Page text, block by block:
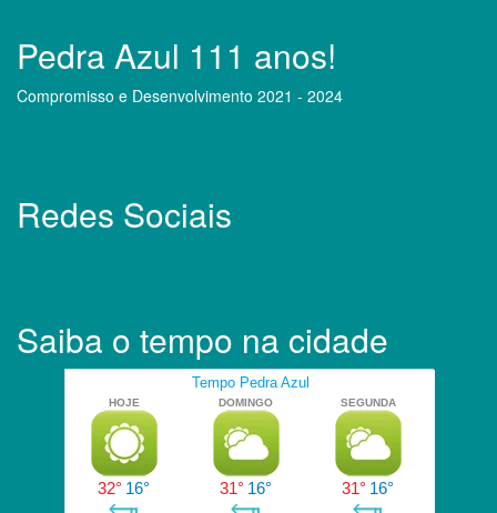
Pedra Azul 111 anos!
Compromisso e Desenvolvimento 2021 - 2024
Redes Sociais
Saiba o tempo na cidade